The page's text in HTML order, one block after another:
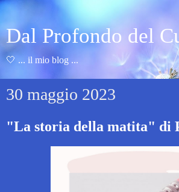
Dal Profondo del
🤍 ... il mio blog ...
30 maggio 2023
"La storia della matita" di